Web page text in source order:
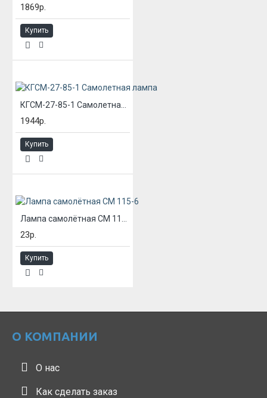
1869р.
Купить
1944р.
Купить
23р.
Купить
О КОМПАНИИ
О нас
Как сделать заказ